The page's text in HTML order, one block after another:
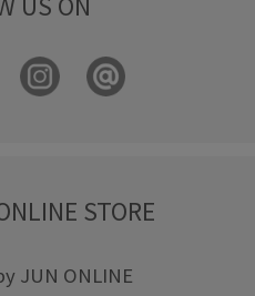
STORE
JUN ONLINE